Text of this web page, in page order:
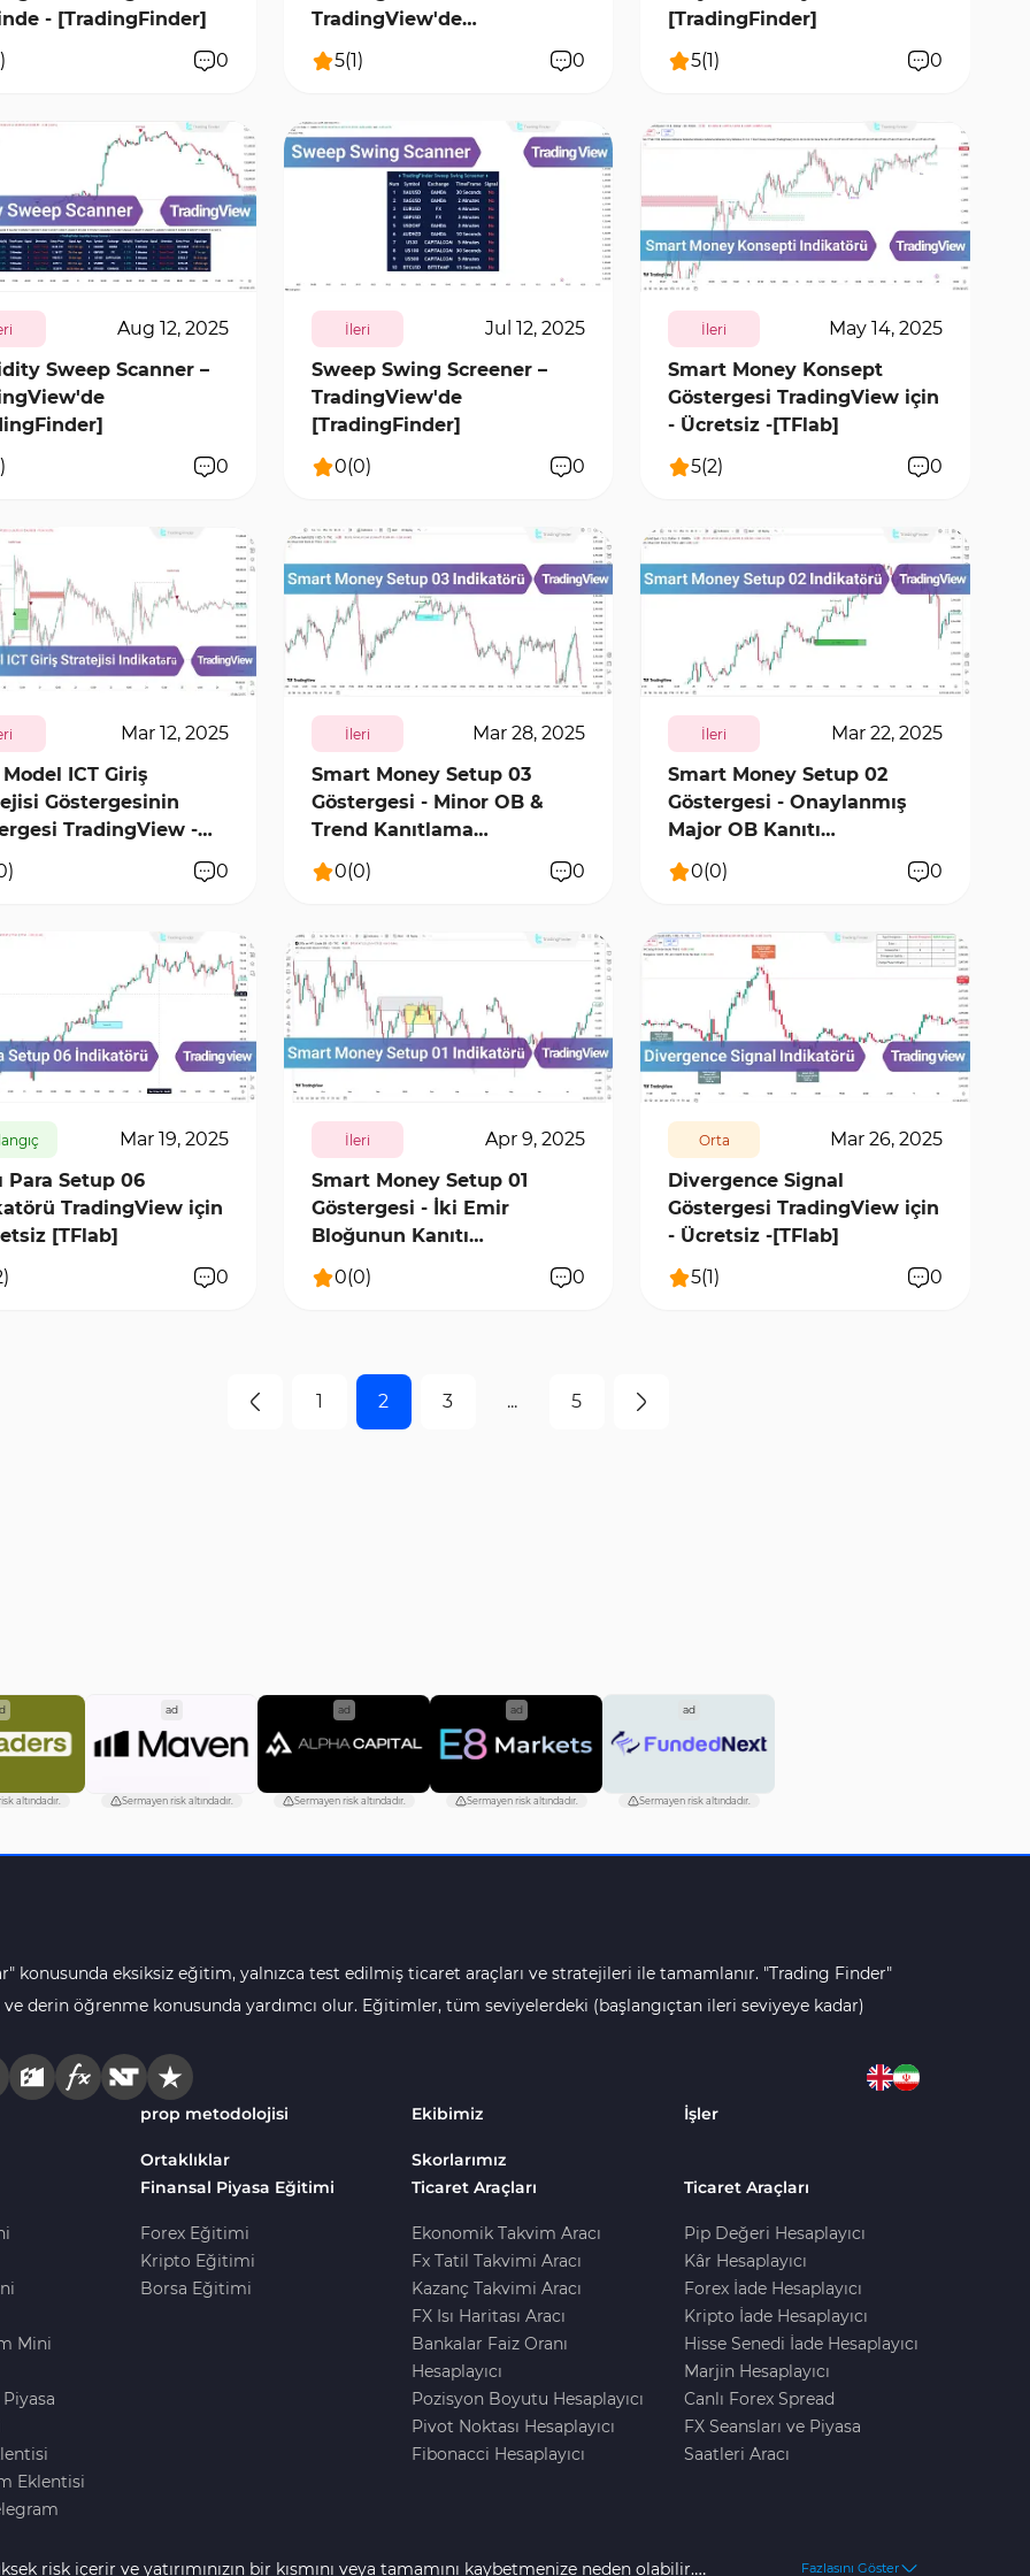
- [TradingFinder]
) 0
TradingView'de
[TradingFinder]
5(1 ) 0
[TradingFinder]
5(1 ) 0
1
Aug 12, 2025
Sweep Scanner –
) 0
0
İleri
Jul 12, 2025
Sweep Swing Screener –
TradingView'de
[TradingFinder]
0(0) 0
9956 0
İleri
May 14, 2025
Smart Money Konsept
Göstergesi TradingView için
- Ücretsiz -[TFlab]
5(2) 0
0
Mar 12, 2025
Model ICT Giriş
Göstergesinin
TradingView -
) 0
8291
İleri
Mar 28, 2025
Smart Money Setup 03
Göstergesi - Minor OB &
Trend Kanıtlama
TradingView
0(0) 0
0
İleri
Mar 22, 2025
Smart Money Setup 02
Göstergesi - Onaylanmış
Major OB Kanıtı
TradingView
0(0) 0
0
Mar 19, 2025
Para Setup 06
TradingView için
[TFlab]
) 0
8142 0
İleri
Apr 9, 2025
Smart Money Setup 01
Göstergesi - İki Emir
Bloğunun Kanıtı
TradingView
0(0) 0
11505 0
Orta
Mar 26, 2025
Divergence Signal
Göstergesi TradingView için
- Ücretsiz -[TFlab]
5(1) 0
1 2 3 ... 5
altındadır.
ad
Sermayen risk altındadır.
ad
Sermayen risk altındadır.
ad
Sermayen risk altındadır.
ad
Sermayen risk altındadır.
konusunda eksiksiz eğitim, yalnızca test edilmiş ticaret araçları ve stratejileri ile tamamlanır. "Trading Finder"
derin öğrenme konusunda yardımcı olur. Eğitimler, tüm seviyelerdeki (başlangıçtan ileri seviyeye kadar)
prop metodolojisi Ekibimiz İşler
Ortaklıklar
Skorlarımız
Mini
Eklentisi
Finansal Piyasa Eğitimi
Forex Eğitimi
Kripto Eğitimi
Borsa Eğitimi
Ticaret Araçları
Ekonomik Takvim Aracı
Fx Tatil Takvimi Aracı
Kazanç Takvimi Aracı
FX Isı Haritası Aracı
Bankalar Faiz Oranı
Hesaplayıcı
Pozisyon Boyutu Hesaplayıcı
Pivot Noktası Hesaplayıcı
Fibonacci Hesaplayıcı
Ticaret Araçları
Pip Değeri Hesaplayıcı
Kâr Hesaplayıcı
Forex İade Hesaplayıcı
Kripto İade Hesaplayıcı
Hisse Senedi İade Hesaplayıcı
Marjin Hesaplayıcı
Canlı Forex Spread
FX Seansları ve Piyasa
Saatleri Aracı
risk içerir ve yatırımınızın bir kısmını veya tamamını kaybetmenize neden olabilir. Fazlasını Göster